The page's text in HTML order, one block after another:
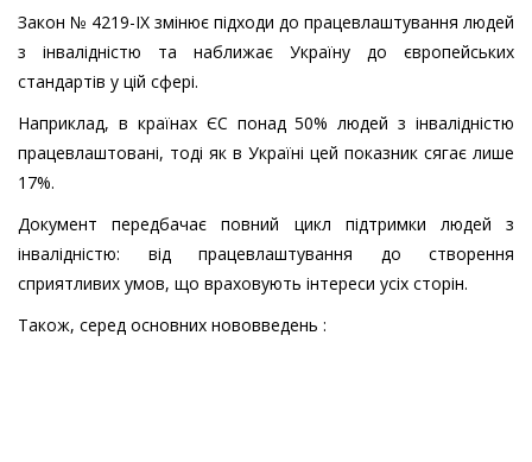
Закон № 4219-IX змінює підходи до працевлаштування людей
з інвалідністю та наближає Україну до європейських
стандартів у цій сфері.
Наприклад, в країнах ЄС понад 50% людей з інвалідністю
працевлаштовані, тоді як в Україні цей показник сягає лише
17%.
Документ передбачає повний цикл підтримки людей з
інвалідністю: від працевлаштування до створення
сприятливих умов, що враховують інтереси усіх сторін.
Також, серед основних нововведень :